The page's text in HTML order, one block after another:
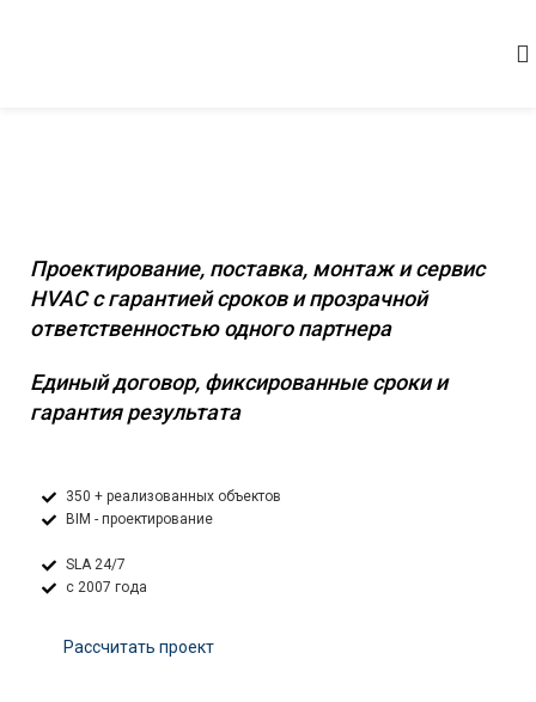
Проектирование, поставка, монтаж и сервис
HVAC с гарантией сроков и прозрачной
ответственностью одного партнера
Единый договор, фиксированные сроки и
гарантия результата
350 + реализованных объектов
BIM - проектирование
SLA 24/7
с 2007 года
Расcчитать проект